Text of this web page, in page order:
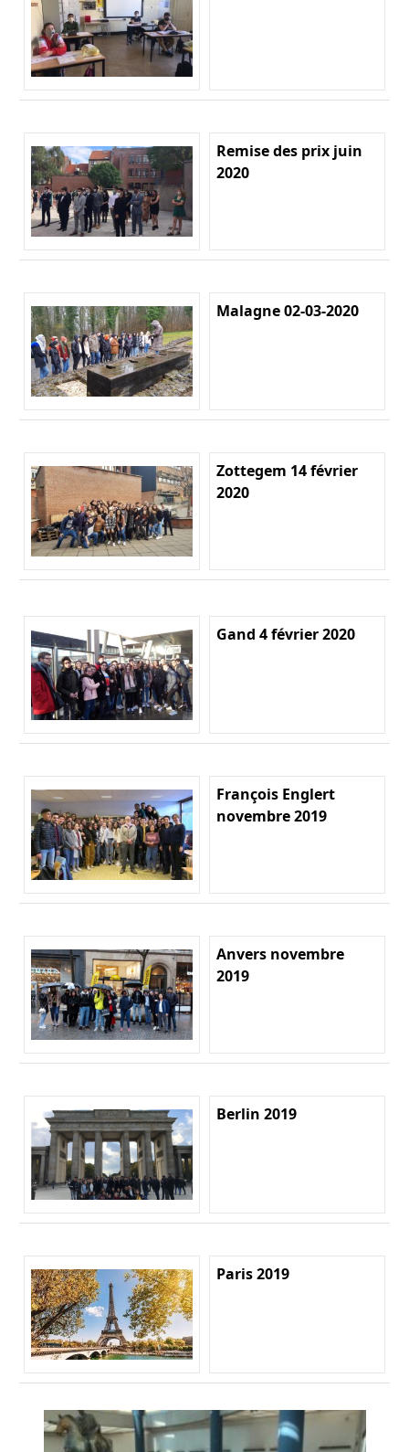
Remise des prix juin
2020
Malagne 02-03-2020
Zottegem 14 février
2020
Gand 4 février 2020
François Englert
novembre 2019
Anvers novembre
2019
Berlin 2019
Paris 2019